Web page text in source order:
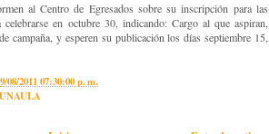
al Centro de Egresados sobre su inscripción para las
celebrarse en octubre 30, indicando: Cargo al que aspiran,
campaña, y esperen su publicación los días septiembre 15,
9/08/2011 07:30:00 p. m.
UNAULA